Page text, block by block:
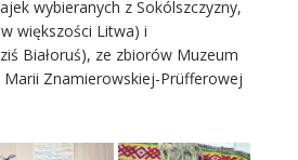
wybieranych z Sokólszczyzny,
większości Litwa) i
Białoruś), ze zbiorów Muzeum
Znamierowskiej-Prüfferowej